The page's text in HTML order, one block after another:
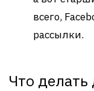
всего,
рассылки.
Что